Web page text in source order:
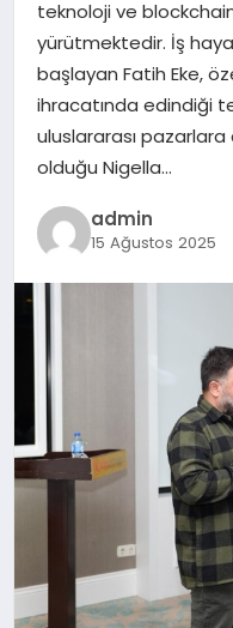
SAĞLIK
SIYASET
TEKNOLOJI
YAŞAM
teknoloji ve
yürütmektedir. İş
başlayan Fatih Eke,
ihracatında edindiği
uluslararası pazarlara
olduğu Nigella…
admin
15 Ağustos 2025